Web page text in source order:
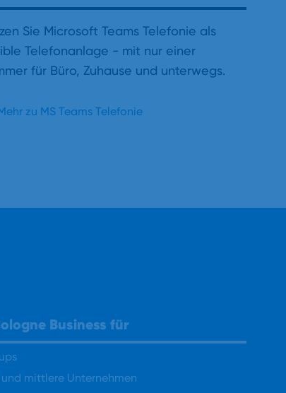
Sie Microsoft Teams Telefonie als
Telefonanlage - mit nur einer
für Büro, Zuhause und unterwegs.
zu MS Teams Telefonie
Business für
und mittlere Unternehmen